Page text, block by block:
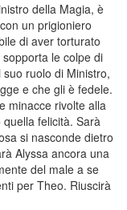
della Magia, è
un prigioniero
di aver torturato
le colpe di
ruolo di Ministro,
e che gli è fedele.
minacce rivolte alla
felicità. Sarà
si nasconde dietro
Alyssa ancora una
del male a se
per Theo. Riuscirà